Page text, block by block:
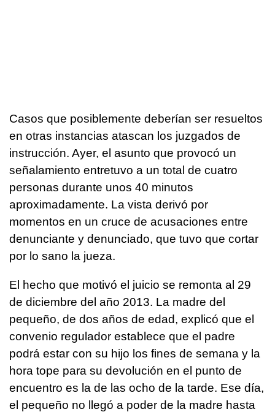
Casos que posiblemente deberían ser resueltos
en otras instancias atascan los juzgados de
instrucción. Ayer, el asunto que provocó un
señalamiento entretuvo a un total de cuatro
personas durante unos 40 minutos
aproximadamente. La vista derivó por
momentos en un cruce de acusaciones entre
denunciante y denunciado, que tuvo que cortar
por lo sano la jueza.
El hecho que motivó el juicio se remonta al 29
de diciembre del año 2013. La madre del
pequeño, de dos años de edad, explicó que el
convenio regulador establece que el padre
podrá estar con su hijo los fines de semana y la
hora tope para su devolución en el punto de
encuentro es la de las ocho de la tarde. Ese día,
el pequeño no llegó a poder de la madre hasta